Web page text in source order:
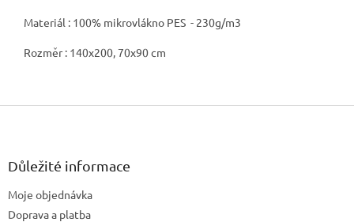
Materiál : 100% mikrovlákno PES - 230g/m3
Rozměr : 140x200, 70x90 cm
Z
Důležité informace
Moje objednávka
Doprava a platba